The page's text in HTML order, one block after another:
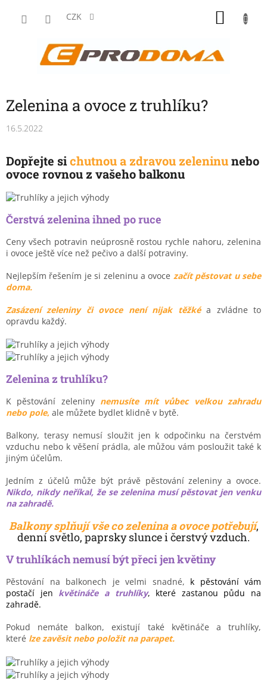
CZK
Zelenina a ovoce z truhlíku?
16.5.2022
Dopřejte sichutnou a zdravouzeleninunebo
ovoce rovnou z vašeho balkonu
Čerstvá zelenina ihned po ruce
Ceny všech potravin neúprosně rostou rychle nahoru, zelenina
i ovoce ještě více než pečivo a další potraviny.
Nejlepším řešením je si zeleninu a ovoce začít pěstovat u sebe
doma.
Zasázení zeleniny či ovoce není nijak těžkéa zvládne to
opravdu každý.
Zelenina z truhlíku?
K pěstování zeleniny nemusíte mít vůbec velkou zahradu
nebo pole, ale můžete bydlet klidně v bytě.
Balkony, terasy nemusí sloužit jen k odpočinku na čerstvém
vzduchu nebo k věšení prádla, ale můžou vám posloužit také k
jiným účelům.
Jedním z účelů může být právě pěstování zeleniny a ovoce.
Nikdo, nikdy neříkal, že se zelenina musí pěstovat jen venku
na zahradě.
Balkony splňují vše co zelenina a ovoce potřebují,
denní světlo, paprsky slunce i čerstvý vzduch.
V truhlíkách nemusí být přeci jen květiny
Pěstování na balkonech je velmi snadné, k pěstování vám
postačí jen květináče a truhlíky, které zastanou půdu na
zahradě.
Pokud nemáte balkon, existují také květináče a truhlíky,
které lze zavěsit nebo položit na parapet.